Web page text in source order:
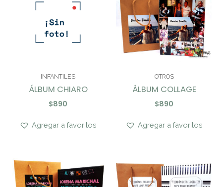
INFANTILES
ÁLBUM CHIARO
$890
Agregar a favoritos
OTROS
ÁLBUM COLLAGE
$890
Agregar a favoritos